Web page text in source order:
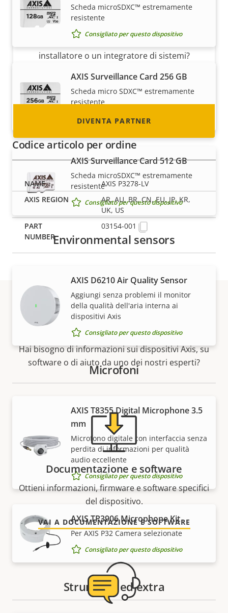
Scheda microSDXC™ estremamente
resistente
Consigliato per questo dispositivo
AXIS Surveillance Card 256 GB
Scheda micro SDXC™ estremamente
resistente
Consigliato per questo dispositivo
AXIS Surveillance Card 512 GB
Scheda microSDXC™ estremamente
resistente
Consigliato per questo dispositivo
Environmental sensors
AXIS D6210 Air Quality Sensor
Aggiungi senza problemi il monitor
della qualità dell'aria interna ai
dispositivi Axis
Consigliato per questo dispositivo
Microfoni
AXIS T8355 Digital Microphone 3.5
mm
Microfono digitale con interfaccia senza
perdita di informazioni per qualità
audio eccellente
Consigliato per questo dispositivo
AXIS TP3906 Microphone Kit
Per AXIS P32 Camera selezionate
Consigliato per questo dispositivo
Strumenti ed extra
Diventa partner
installatore o un integratore di sistemi?
mondo. Scopri come diventarlo!
DIVENTA PARTNER
Codice articolo per ordine
AXIS P3278-LV
AR, AU, BR, CN, EU, JP, KR,
UK, US
03154-001
Supporto e risorse
Hai bisogno di informazioni sui dispositivi Axis, su
software o di aiuto da uno dei nostri esperti?
Documentazione e software
Ottieni informazioni, firmware e software specifici
del dispositivo.
VAI A DOCUMENTAZIONE E SOFTWARE